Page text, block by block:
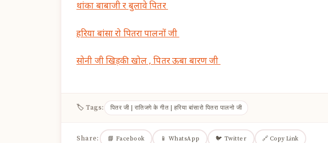
थांका बाबाजी र बुलावे पितर
हरिया बांसा रो पितरा पालनों जी
सोनी जी खिड़की खोल , पितर ऊबा बारण जी
🏷 Tags: पितर जी | रातिजगे के गीत | हरिया बांसारो पितरा पालनो जी
Share: 📘 Facebook 📱 WhatsApp 🐦 Twitter 🔗 Copy Link